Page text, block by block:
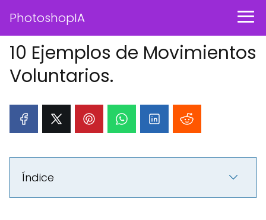
PhotoshopIA
10 Ejemplos de Movimientos
Voluntarios.
Índice